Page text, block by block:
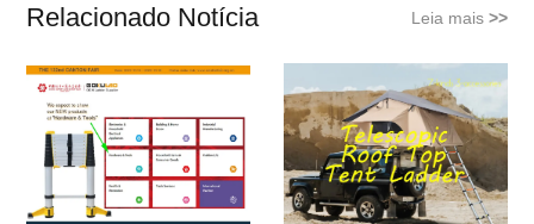
Relacionado Notícia Leia mais >>